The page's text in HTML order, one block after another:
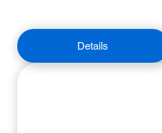
Details